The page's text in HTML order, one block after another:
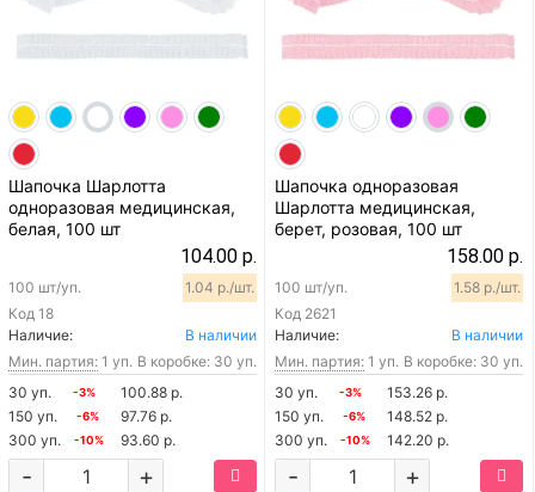
Шапочка Шарлотта
одноразовая медицинская,
белая, 100 шт
104.00 р.
Код 18
100 шт/уп. 1.04 р./шт.
Наличие:
В наличии
Мин. партия: 1 уп. В коробке: 30 уп.
30 уп.
-3%
100.88 р.
150 уп.
-6%
97.76 р.
300 уп.
-10% 93.60 р.
+
-
Шапочка одноразовая
Шарлотта медицинская,
берет, розовая, 100 шт
158.00 р.
Код 2621
100 шт/уп. 1.58 р./шт.
Наличие:
В наличии
Мин. партия: 1 уп. В коробке: 30 уп.
30 уп.
-3%
153.26 р.
150 уп.
-6%
148.52 р.
300 уп.
-10% 142.20 р.
+
-